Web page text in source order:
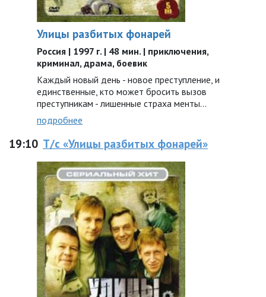
Улицы разбитых фонарей
Россия | 1997 г. | 48 мин. | приключения,
криминал, драма, боевик
Каждый новый день - новое преступление, и
единственные, кто может бросить вызов
преступникам - лишенные страха менты...
подробнее
19:10 Т/с «Улицы разбитых фонарей»